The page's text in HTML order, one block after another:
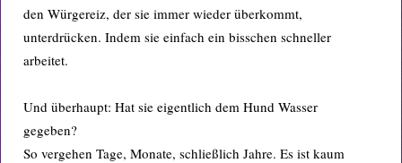
den Würgereiz, der sie immer wieder überkommt,
unterdrücken. Indem sie einfach ein bisschen schneller
arbeitet.
Und überhaupt: Hat sie eigentlich dem Hund Wasser
gegeben?
So vergehen Tage, Monate, schließlich Jahre. Es ist kaum